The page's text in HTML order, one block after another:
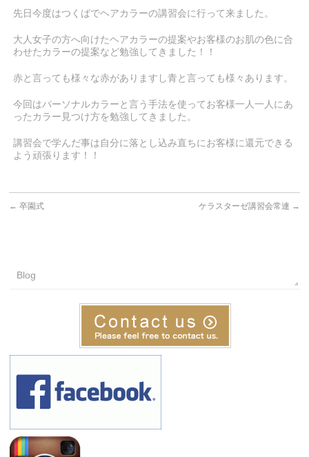
先日今度はつくばでヘアカラーの講習会に行って来ました。
大人女子の方へ向けたヘアカラーの提案やお客様のお肌の色に合
わせたカラーの提案など勉強してきました！！
赤と言っても様々な赤がありますし青と言っても様々あります。
今回はパーソナルカラーと言う手法を使ってお客様一人一人にあ
ったカラー見つけ方を勉強してきました。
講習会で学んだ事は自分に落とし込み直ちにお客様に還元できる
よう頑張ります！！
← 卒園式 ケラスターゼ講習会常連 →
Blog